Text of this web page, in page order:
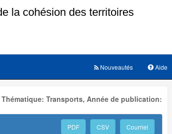
Aide
Nouveautés
Transports, Année de publication:
PDF CSV Courriel